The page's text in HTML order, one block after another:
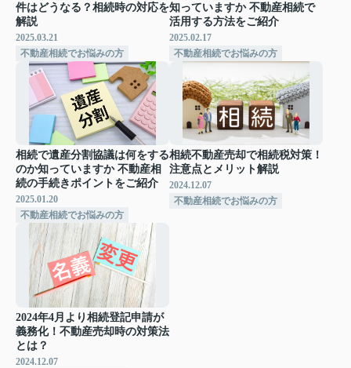
件はどうなる？相続時の対応を
解説
2025.03.21
不動産相続でお悩みの方
知っていますか 不動産相続で
活用する方法をご紹介
2025.02.17
不動産相続でお悩みの方
相続で遺産分割協議は何をする
のか知っていますか 不動産相
続の手続きポイントをご紹介
2025.01.20
不動産相続でお悩みの方
相続不動産売却で相続税対策！
注意点とメリット解説
2024.12.07
不動産相続でお悩みの方
2024年4月より相続登記申請が
義務化！不動産売却時の対策法
とは？
2024.12.07